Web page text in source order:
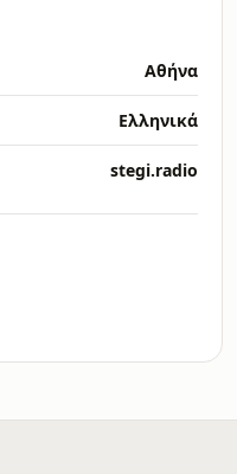
Αθήνα
Ελληνικά
stegi.radio